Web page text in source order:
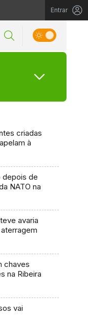
Entrar
criadas
à
depois de
NATO na
avaria
chaves
na Ribeira
vai